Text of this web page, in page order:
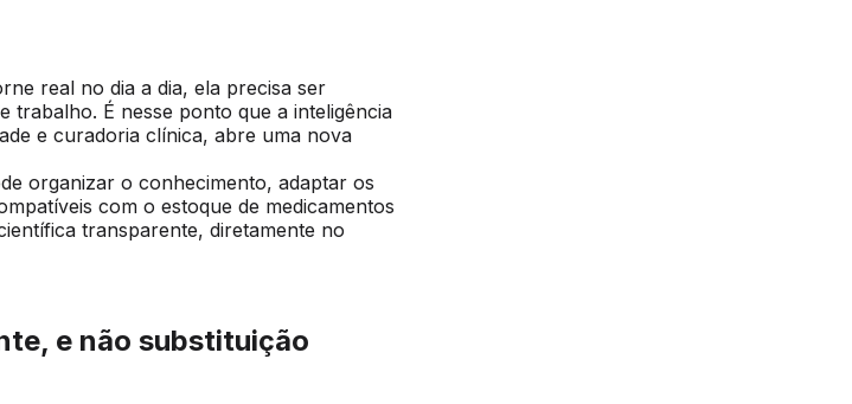
real no dia a dia, ela precisa ser
trabalho. É nesse ponto que a inteligência
e curadoria clínica, abre uma nova
organizar o conhecimento, adaptar os
com o estoque de medicamentos
transparente, diretamente no
e não substituição